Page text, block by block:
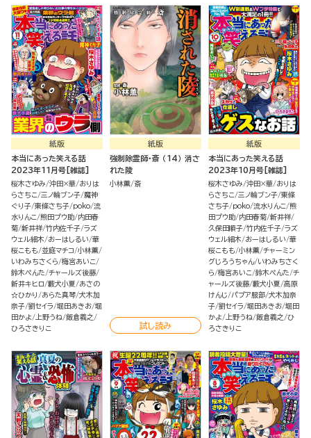
紙版
本当にあった笑える話
2023年11月号[雑誌]
桜木さゆみ 沖田×華 おりは
らさちこ 三ノ輪ブン子 魔神
ぐり子 東條さち子 poko 流
水りんこ 熊田プウ助 内田春
菊 新井祥 竹内佐千子 ラズ
ウェル細木
おーはしるい 華
桜こもも
並庭マチコ 小林薫
いわみちさくら 梅宮あいこ
鈴木ぺんた チャールズ後藤
新井キヒロ 藪犬小夏
あさの
☆ひかり
あらた真琴 犬木加
奈子 劉セイラ 堀田あきお 堀
田かよ
上野うね 飯倉義之
ひろさきりこ
紙版
強制除霊師・斎 （14） 消さ
れた陵
小林薫 斎
試し読み
紙版
本当にあった笑える話
2023年10月号[雑誌]
桜木さゆみ 沖田×華 おりは
らさちこ 三ノ輪ブン子 東條
さち子 poko 流水りんこ 熊
田プウ助 内田春菊 新井祥
久保田順子 竹内佐千子 ラズ
ウェル細木
おーはしるい 華
桜こもも 小林薫 チャーミン
グじろうちゃん いわみちさく
ら 梅宮あいこ 鈴木ぺんた チ
ャールズ後藤 藪犬小夏 高原
けんじ
パプア服部 犬木加奈
子 劉セイラ 堀田あきお 堀田
かよ
上野うね 飯倉義之 ひ
ろさきりこ